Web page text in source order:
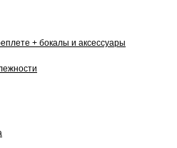
+ бокалы и аксессуары